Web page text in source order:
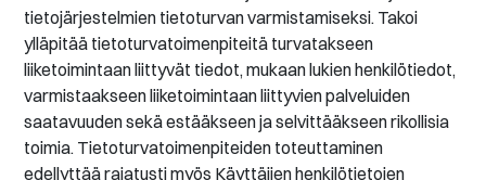
tietojärjestelmien tietoturvan varmistamiseksi. Takoi
ylläpitää tietoturvatoimenpiteitä turvatakseen
liiketoimintaan liittyvät tiedot, mukaan lukien henkilötiedot,
varmistaakseen liiketoimintaan liittyvien palveluiden
saatavuuden sekä estääkseen ja selvittääkseen rikollisia
toimia. Tietoturvatoimenpiteiden toteuttaminen
edellyttää rajatusti myös Käyttäjien henkilötietojen